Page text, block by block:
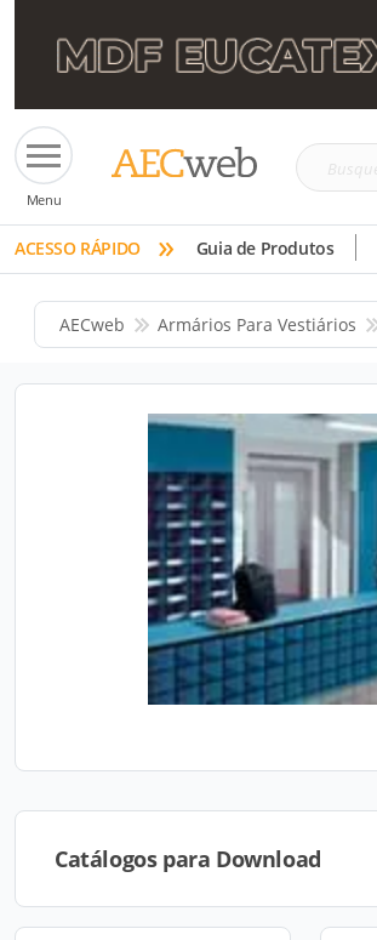
Menu
Busque
tinta,
etc
ACESSO RÁPIDO » Guia de Produtos
AECweb Armários Para Vestiários
Catálogos para Download